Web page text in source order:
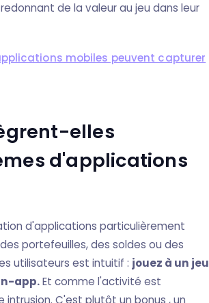
de la valeur au jeu dans leur
mobiles peuvent capturer
elles
d'applications
d'applications particulièrement
portefeuilles, des soldes ou des
utilisateurs est intuitif : jouez à un jeu
app.Et comme l'activité est
C'est plutôt un bonus , un